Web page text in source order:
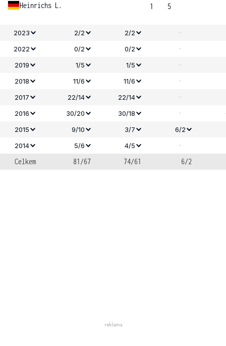
Heinrichs L.
1
5
2023 2/2 2/2 -
2022 0/2 0/2 -
2019 1/5 1/5 -
2018 11/6 11/6 -
2017 22/14 22/14 -
2016 30/20 30/18 -
2015
9/10 3/7
6/2
2014
5/6 4/5
-
Celkem
81/67 74/61 6/2